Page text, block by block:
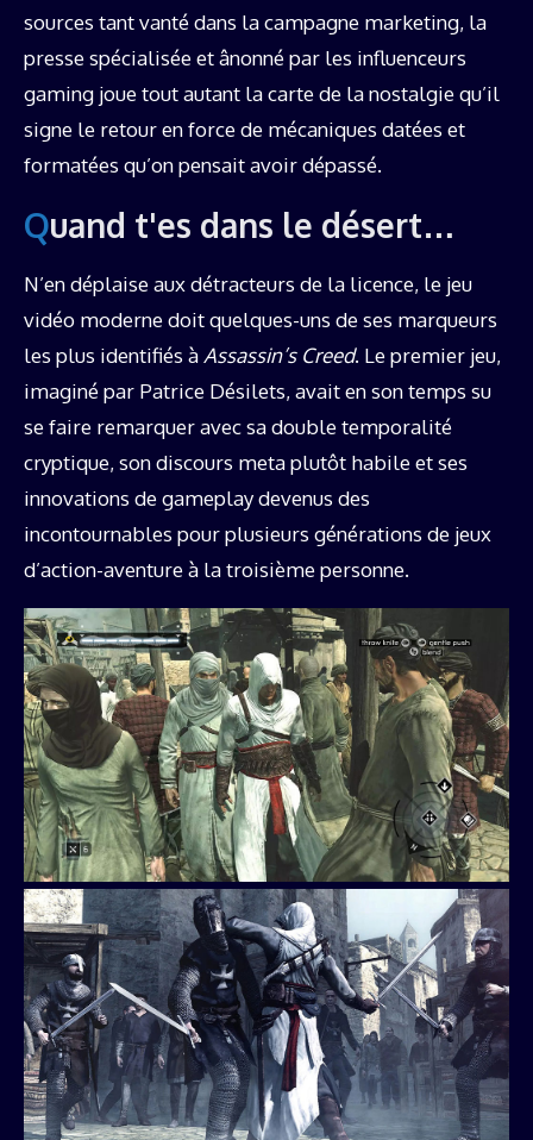
sources tant vanté dans la campagne marketing, la
presse spécialisée et ânonné par les influenceurs
gaming joue tout autant la carte de la nostalgie qu’il
signe le retour en force de mécaniques datées et
formatées qu’on pensait avoir dépassé.
Quand t'es dans le désert…
N’en déplaise aux détracteurs de la licence, le jeu
vidéo moderne doit quelques-uns de ses marqueurs
les plus identifiés à Assassin’s Creed. Le premier jeu,
imaginé par Patrice Désilets, avait en son temps su
se faire remarquer avec sa double temporalité
cryptique, son discours meta plutôt habile et ses
innovations de gameplay devenus des
incontournables pour plusieurs générations de jeux
d’action-aventure à la troisième personne.